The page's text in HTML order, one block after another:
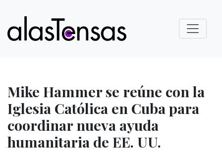
Mike Hammer se reúne con la
Iglesia Católica en Cuba para
coordinar nueva ayuda
humanitaria de EE. UU.